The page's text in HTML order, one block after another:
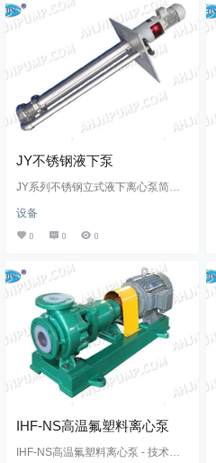
音，运行时间长，维护成本低，可
靠性更高等优异特性。 DCQB衬氟
磁力泵过流部件采用氟塑料及高纯
度工业陶瓷制成，具有优异的耐腐
性及密封性，因此本产品被广泛适
用于化工、铝箔、制酸、涂装、医
药、造纸、电镀、电解、酸洗…
JY不锈钢液下泵
JY系列不锈钢立式液下离心泵简称
接触的过流部件材料根据工况需求
可选用304.316.316L等材料制造。
JY不锈钢液下泵水力模型设计先
下，省去了灌泵和密封泄漏的烦
恼，泵运行时的轴向力和径向力分
别由滚动轴承和滑动轴承承担，运
行平稳、嗓音低、环保节能，液下
深度1-5米。 JY不锈钢液下泵适用于
输送不含固体颗粒、磨料的腐蚀性
液体。 序号 …
设备
0 0 0
IHF-NS高温氟塑料离心泵
IHF-NS高温氟塑料离心泵 - 技术参